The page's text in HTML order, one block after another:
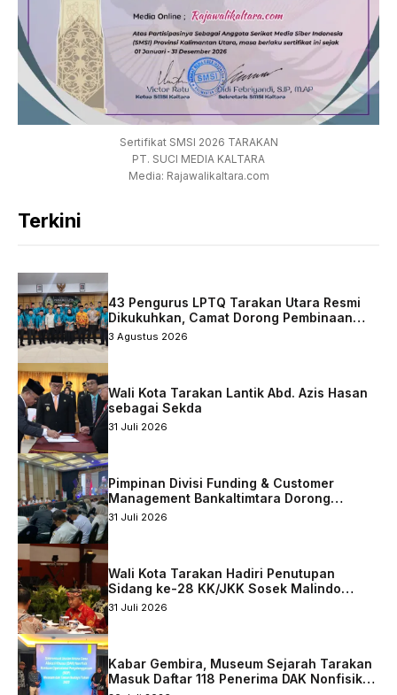
Sertifikat SMSI 2026 TARAKAN
PT. SUCI MEDIA KALTARA
Media: Rajawalikaltara.com
Terkini
43 Pengurus LPTQ Tarakan Utara Resmi
Dikukuhkan, Camat Dorong Pembinaan
Qurani Berkelanjutan
3 Agustus 2026
Wali Kota Tarakan Lantik Abd. Azis Hasan
sebagai Sekda
31 Juli 2026
Pimpinan Divisi Funding & Customer
Management Bankaltimtara Dorong
Percepatan Digitalisasi Keuangan di Kota
31 Juli 2026
Wali Kota Tarakan Hadiri Penutupan
Sidang ke-28 KK/JKK Sosek Malindo
Tingkat Kaltara–Sabah
31 Juli 2026
Kabar Gembira, Museum Sejarah Tarakan
Masuk Daftar 118 Penerima DAK Nonfisik